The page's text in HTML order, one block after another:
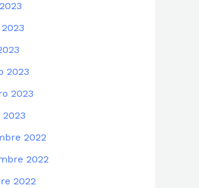
2023
2023
2022
2022
2022